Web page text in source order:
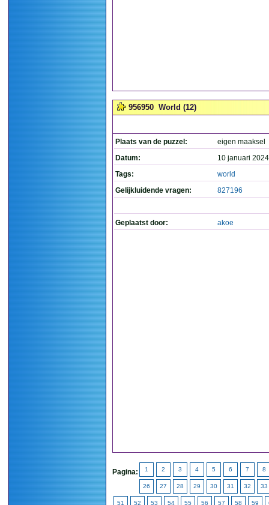
956950 World (12)
Plaats van de puzzel:
eigen maaksel
Datum:
10 januari
Tags:
world
Gelijkluidende vragen:
827196
Geplaatst door: akoe
Pagina: 1 2 3 4 5 6 7 8
26 27 28 29 30 31 32 33
51 52 53 54 55 56 57 58 59